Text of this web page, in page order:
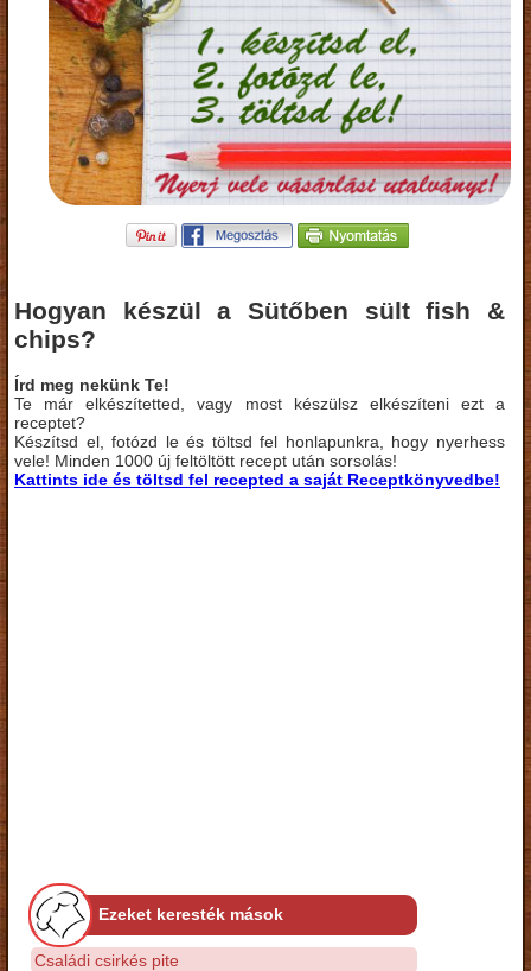
Hogyan készül a Sütőben sült fish &
chips?
Írd meg nekünk Te!
Te már elkészítetted, vagy most készülsz elkészíteni ezt a
receptet?
Készítsd el, fotózd le és töltsd fel honlapunkra, hogy nyerhess
vele! Minden 1000 új feltöltött recept után sorsolás!
Kattints ide és töltsd fel recepted a saját Receptkönyvedbe!
Ezeket keresték mások
Családi csirkés pite